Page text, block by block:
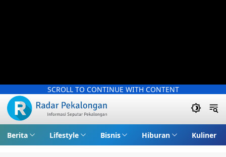
SCROLL TO CONTINUE WITH CONTENT
Berita Lifestyle Bisnis Hiburan Kuliner